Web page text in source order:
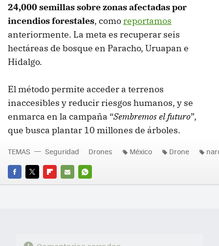
24,000 semillas sobre zonas afectadas por
incendios forestales, comoreportamos
anteriormente. La meta es recuperar seis
hectáreas de bosque en Paracho, Uruapan e
Hidalgo.
El método permite acceder a terrenos
inaccesibles y reducir riesgos humanos, y se
enmarca en la campaña “Sembremos el futuro”,
que busca plantar 10 millones de árboles.
FACEBOOK
TWITTERFLIPBOARD
E-
WHATSAPP
TEMAS Seguridad Drones México Drone